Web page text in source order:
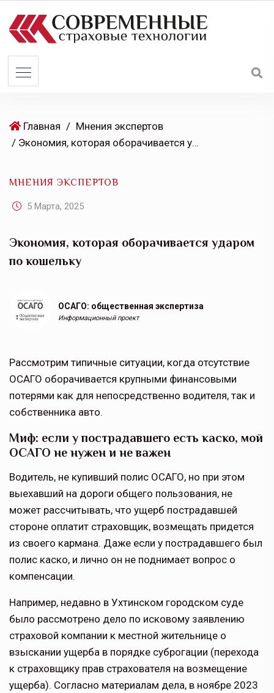
Главная / Мнения экспертов
/ Экономия, которая оборачивается ударом по кошельку
МНЕНИЯ ЭКСПЕРТОВ
5 Марта, 2025
Экономия, которая оборачивается ударом
по кошельку
ОСАГО: общественная экспертиза
Информационный проект
Рассмотрим типичные ситуации, когда отсутствие
ОСАГО оборачивается крупными финансовыми
потерями как для непосредственно водителя, так и
собственника авто.
Миф: если у пострадавшего есть каско, мой
ОСАГО не нужен и не важен
Водитель, не купивший полис ОСАГО, но при этом
выехавший на дороги общего пользования, не
может рассчитывать, что ущерб пострадавшей
стороне оплатит страховщик, возмещать придется
из своего кармана. Даже если у пострадавшего был
полис каско, и лично он не поднимает вопрос о
компенсации.
Например, недавно в Ухтинском городском суде
было рассмотрено дело по исковому заявлению
страховой компании к местной жительнице о
взыскании ущерба в порядке суброгации (перехода
к страховщику прав страхователя на возмещение
ущерба). Согласно материалам дела, в ноябре 2023